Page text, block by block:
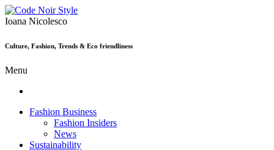
Ioana Nicolesco
Culture, Fashion, Trends & Eco friendliness
Menu
Fashion Business
Fashion Insiders
News
Sustainability